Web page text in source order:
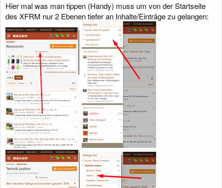
Hier mal was man tippen (Handy) muss um von der Startseite
des XFRM nur 2 Ebenen tiefer an Inhalte/Einträge zu gelangen: